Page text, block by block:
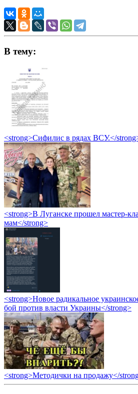
В тему:
<strong>Сифилис в рядах ВСУ.</
<strong>В Луганске прошел мастер-
мам</strong>
<strong>Новое радикальное
бой против власти Украины</strong>
<strong>Методички на продажу</